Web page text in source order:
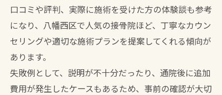
口コミや評判、実際に施術を受けた方の体験談も参考
になり、八幡西区で人気の接骨院ほど、丁寧なカウン
セリングや適切な施術プランを提案してくれる傾向が
あります。
失敗例として、説明が不十分だったり、通院後に追加
費用が発生したケースもあるため、事前の確認が大切